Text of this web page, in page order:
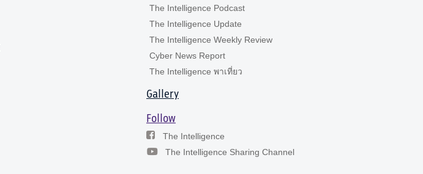
The Intelligence Podcast
The Intelligence Update
The Intelligence Weekly Review
Cyber News Report
The Intelligence พาเที่ยว
Gallery
Follow
The Intelligence
The Intelligence Sharing Channel